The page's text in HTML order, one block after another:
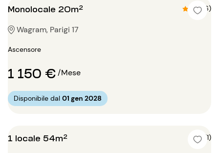
Monolocale 20m² 4.7 (6)
Wagram, Parigi 17
Ascensore
1 150 €/Mese
Disponibile dal 01 gen 2028
1 locale 54m² 4 (1)